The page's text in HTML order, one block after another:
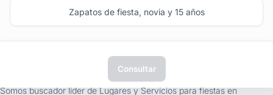
Zapatos de fiesta, novia y 15 años
Consultar
Somos buscador líder de Lugares y Servicios para fiestas en